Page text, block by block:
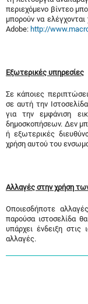
περιεχόμενο βίντεο
μπορούν να
Adobe: http://
Εξωτερικές υπηρεσίες
Σε κάποιες
σε αυτή την
για την εμφάνιση
δημοσκοπήσεων. Δεν
ή εξωτερικές
χρήση αυτού του
Αλλαγές στην χρήση
Οποιεσδήποτε
παρούσα ιστοσελίδα
υπάρχει ένδειξη στις
αλλαγές.